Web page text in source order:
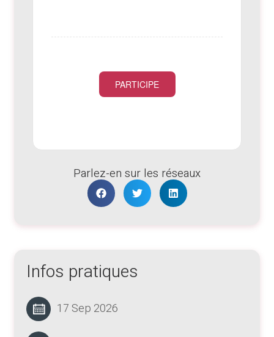
PARTICIPE
Parlez-en sur les réseaux
Infos pratiques
17 Sep 2026